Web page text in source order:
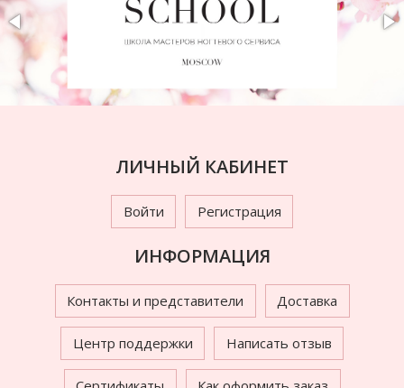
ЛИЧНЫЙ КАБИНЕТ
Войти Регистрация
ИНФОРМАЦИЯ
Контакты и представители Доставка
Центр поддержки Написать отзыв